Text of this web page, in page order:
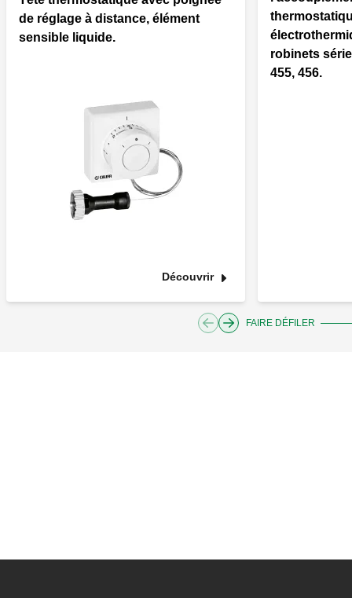
de réglage à distance, élément
sensible liquide.
Découvrir
robinets
455, 456.
FAIRE DÉFILER